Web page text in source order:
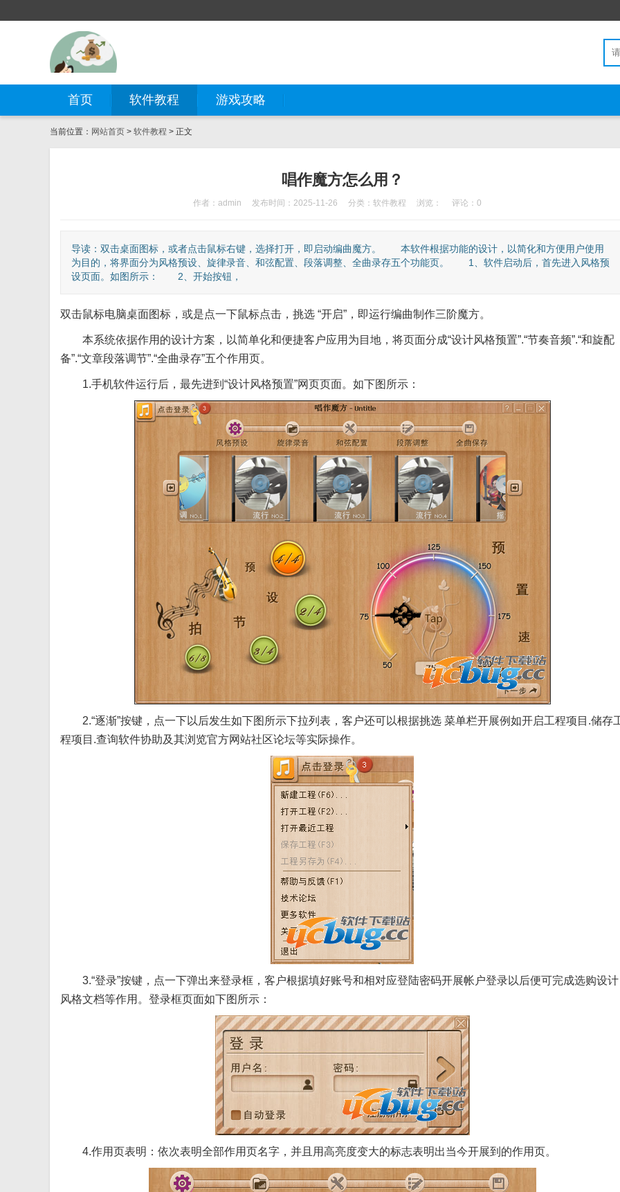
首页 软件教程 游戏攻略
当前位置： 网站首页 > 软件教程 > 正文
唱作魔方怎么用？
作者：admin 发布时间：2025-11-26 分类： 软件教程 浏览： 评论：0
导读：双击桌面图标，或者点击鼠标右键，选择打开，即启动编曲魔方。 本软件根据功能的设计，以简化和方便用户使用
为目的，将界面分为风格预设、旋律录音、和弦配置、段落调整、全曲录存五个功能页。 1、软件启动后，首先进入风格预
设页面。如图所示： 2、开始按钮，
双击鼠标电脑桌面图标，或是点一下鼠标点击，挑选 “开启”，即运行编曲制作三阶魔方。
本系统依据作用的设计方案，以简单化和便捷客户应用为目地，将页面分成“设计风格预置”.“节奏音频”.“和旋配
备”.“文章段落调节”.“全曲录存”五个作用页。
1.手机软件运行后，最先进到“设计风格预置”网页页面。如下图所示：
2.“逐渐”按键，点一下以后发生如下图所示下拉列表，客户还可以根据挑选 菜单栏开展例如开启工程项目.储存
程项目.查询软件协助及其浏览官方网站社区论坛等实际操作。
3.“登录”按键，点一下弹出来登录框，客户根据填好账号和相对应登陆密码开展帐户登录以后便可完成选购设计
风格文档等作用。登录框页面如下图所示：
4.作用页表明：依次表明全部作用页名字，并且用高亮度变大的标志表明出当今开展到的作用页。